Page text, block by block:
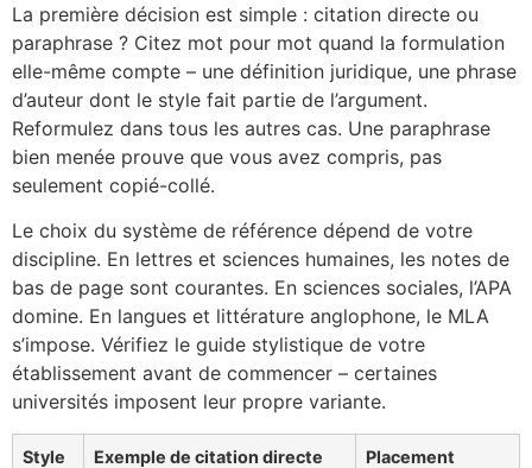
La première décision est simple : citation directe ou
paraphrase ? Citez mot pour mot quand la formulation
elle-même compte – une définition juridique, une phrase
d’auteur dont le style fait partie de l’argument.
Reformulez dans tous les autres cas. Une paraphrase
bien menée prouve que vous avez compris, pas
seulement copié-collé.
Le choix du système de référence dépend de votre
discipline. En lettres et sciences humaines, les notes de
bas de page sont courantes. En sciences sociales, l’APA
domine. En langues et littérature anglophone, le MLA
s’impose. Vérifiez le guide stylistique de votre
établissement avant de commencer – certaines
universités imposent leur propre variante.
Style Exemple de citation directe Placement